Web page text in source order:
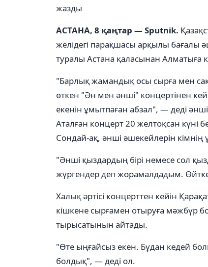
жазды
АСТАНА, 8 қаңтар — Sputnik.
желідегі парақшасы арқылы бағалы
туралы Астана қаласынан Алматыға
"Барлық жамандық осы сырға мен
өткен "Ән мен әнші" концертінен
екенін ұмытпаған абзал", — деді
Аталған концерт 20 желтоқсан күні
Сондай-ақ, әнші әшекейлерін
"Әнші қыздардың бірі немесе сол
жүргендер деп жорамалдадым.
Халық әртісі концерттен кейін
кішкене сырғамен отыруға мәжбүр
тырысатынын айтады.
"Өте ыңғайсыз екен. Бұдан кедей
болдық", — деді ол.